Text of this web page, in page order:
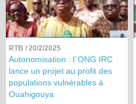
RTB / 20/2/2025
Autonomisation : l`ONG IRC
lance un projet au profit des
populations vulnérables à
Ouahigouya